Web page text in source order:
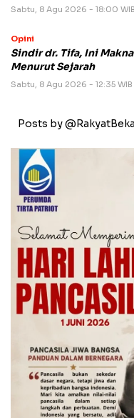
Sabtu, 8 Agu 2026 - 18:00 WIB
Opini
Sindir dr. Tifa, Ini
Menurut Sejarah
Sabtu, 8 Agu 2026 - 12:35 WIB
Posts by